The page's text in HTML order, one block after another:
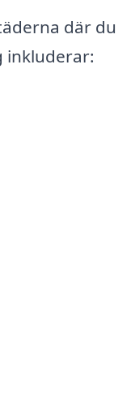
där du
inkluderar: